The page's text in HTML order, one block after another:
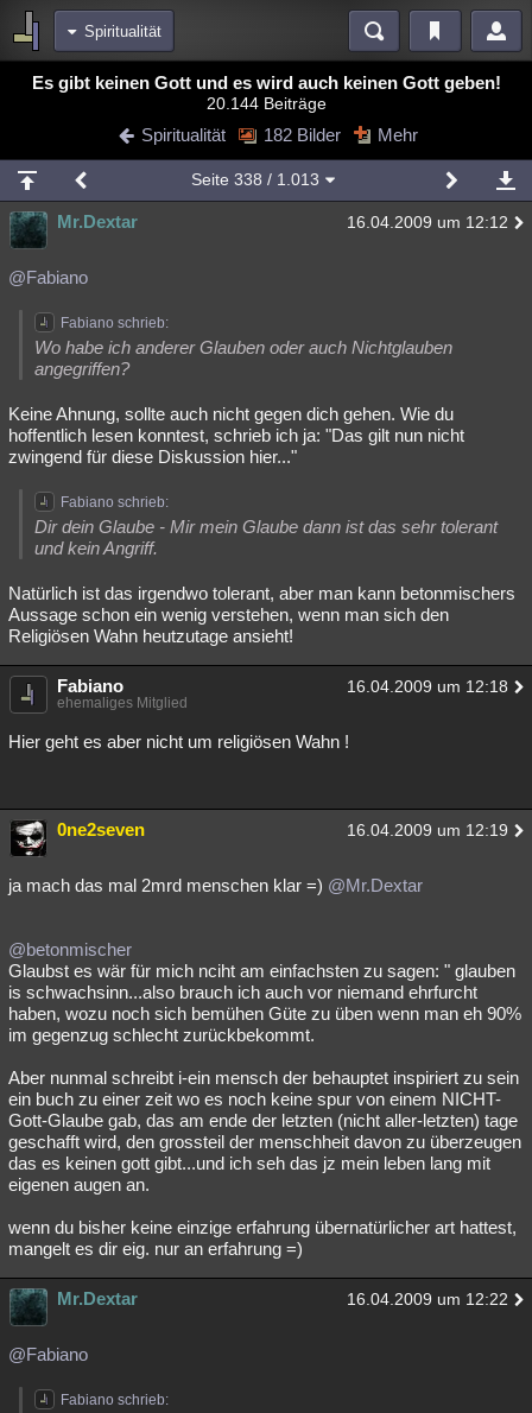
Spiritualität
Bereiche
Diskussionen Blogs Videos
Chat Wiki Neuigkeiten
meine Rubriken
Menschen Wissenschaft Mystery Kriminalfälle
Spiritualität
Natur Umfragen
weitere Rubriken
Astronomie Helpdesk Gruppen Gaming Filme
Übersichten
Besucht Teilgenommen
Lesenswert Schlüsselwörter
Es gibt keinen Gott und es wird auch keinen Gott geben!
20.144 Beiträge
Spiritualität 182 Bilder Mehr
Seite 338 / 1.013
Mr.Dextar 16.04.2009 um 12:12
@Fabiano
Fabiano schrieb:
Wo habe ich anderer Glauben oder auch Nichtglauben
angegriffen?
Keine Ahnung, sollte auch nicht gegen dich gehen. Wie du
hoffentlich lesen konntest, schrieb ich ja: "Das gilt nun nicht
zwingend für diese Diskussion hier..."
Fabiano schrieb:
Dir dein Glaube - Mir mein Glaube dann ist das sehr tolerant
und kein Angriff.
Natürlich ist das irgendwo tolerant, aber man kann betonmischers
Aussage schon ein wenig verstehen, wenn man sich den
Religiösen Wahn heutzutage ansieht!
Fabiano 16.04.2009 um 12:18
ehemaliges Mitglied
Hier geht es aber nicht um religiösen Wahn !
0ne2seven 16.04.2009 um 12:19
ja mach das mal 2mrd menschen klar =) @Mr.Dextar
@betonmischer
Glaubst es wär für mich nciht am einfachsten zu sagen: " glauben
is schwachsinn...also brauch ich auch vor niemand ehrfurcht
haben, wozu noch sich bemühen Güte zu üben wenn man eh 90%
im gegenzug schlecht zurückbekommt.
Aber nunmal schreibt i-ein mensch der behauptet inspiriert zu sein
ein buch zu einer zeit wo es noch keine spur von einem NICHT-
Gott-Glaube gab, das am ende der letzten (nicht aller-letzten) tage
geschafft wird, den grossteil der menschheit davon zu überzeugen
das es keinen gott gibt...und ich seh das jz mein leben lang mit
eigenen augen an.
wenn du bisher keine einzige erfahrung übernatürlicher art hattest,
mangelt es dir eig. nur an erfahrung =)
Mr.Dextar 16.04.2009 um 12:22
@Fabiano
Fabiano schrieb: